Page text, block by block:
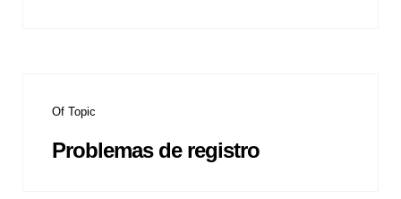
Of Topic
Problemas de registro